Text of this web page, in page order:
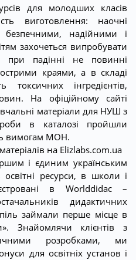
для молодших класів
виготовлення: наочні
надійними і
захочеться випробувати
при падінні не повинні
краями, а в складі
токсичних інгредієнтів,
На офіційному сайті
матеріали для НУШ з
в каталозі пройшли
вимогам МОН.
на Elizlabs.com.ua
і єдиним українським
ресурси, в школи і
в Worlddidac –
дидактичних
займали перше місце в
Знайомлячи клієнтів з
розробками, ми
для освітніх установ і